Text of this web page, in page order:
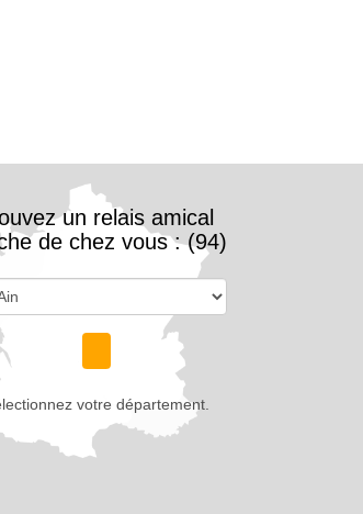
un relais amical
de chez vous : (94)
votre département.